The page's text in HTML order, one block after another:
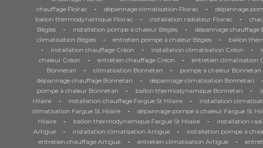
chauffage Floirac
- dépannage climatisation Floirac - dépannage
ballon thermodynamique Floirac - installation radiateur Floirac -
Bègles
- installation pompe à chaleur Bègles - dépannage chauffage
climatisation Bègles
- entretien pompe à chaleur Bègles - ballon
- installation chauffage Créon - installation climatisation Créon -
chaleur Créon
- entretien chauffage Créon - entretien climatisation
Bonnetan
- climatisation Bonnetan - pompe à chaleur Bonnetan
dépannage chauffage Bonnetan - dépannage climatisation Bonnetan -
pompe à chaleur Bonnetan
- ballon thermodynamique Bonnetan -
Hilaire
- installation chauffage Fargue St Hilaire - installation
climatisation Fargue St Hilaire
- dépannage pompe à chaleur Fargue St
Hilaire
- ballon thermodynamique Fargue St Hilaire - installation
Artigue
- installation climatisation Artigue - installation pompe à
entretien chauffage Artigue - entretien climatisation Artigue -